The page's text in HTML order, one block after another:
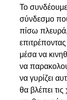
Το
σύνδεσμο
πίσω πλευρά,
επιτρέποντας
μέσα να
να
να γυρίζει
θα βλέπει τις